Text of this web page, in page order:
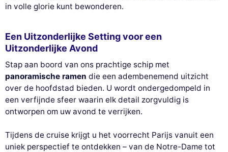
in volle glorie kunt bewonderen.
Een Uitzonderlijke Setting voor een
Uitzonderlijke Avond
Stap aan boord van ons prachtige schip met
panoramische ramen die een adembenemend uitzicht
over de hoofdstad bieden. U wordt ondergedompeld in
een verfijnde sfeer waarin elk detail zorgvuldig is
ontworpen om uw avond te verrijken.
Tijdens de cruise krijgt u het voorrecht Parijs vanuit een
uniek perspectief te ontdekken – van de Notre-Dame tot